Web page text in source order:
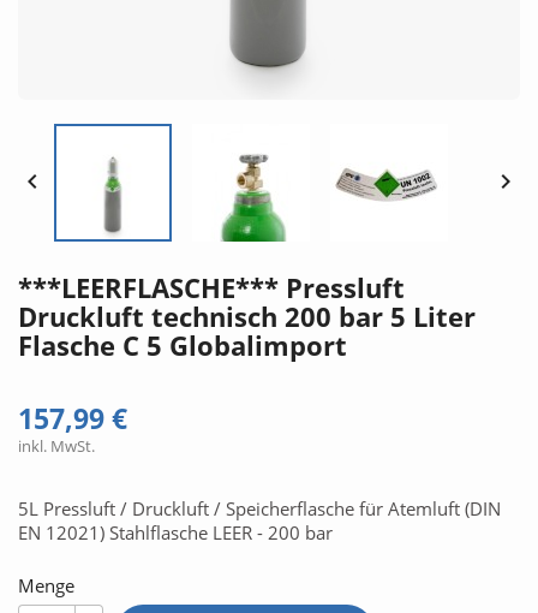
 
***LEERFLASCHE*** Pressluft
Druckluft technisch 200 bar 5 Liter
Flasche C 5 Globalimport
157,99 €
inkl. MwSt.
5L Pressluft / Druckluft / Speicherflasche für Atemluft (DIN
EN 12021) Stahlflasche LEER - 200 bar
Menge